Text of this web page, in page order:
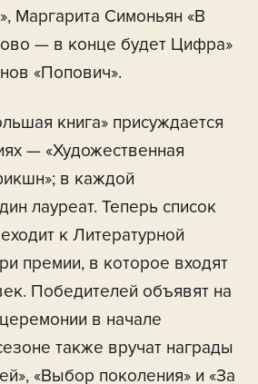
Маргарита Симоньян «В
— в конце будет Цифра»
«Попович».
книга» присуждается
— «Художественная
в каждой
лауреат. Теперь список
к Литературной
премии, в которое входят
Победителей объявят на
в начале
также вручат награды
«Выбор поколения» и «За